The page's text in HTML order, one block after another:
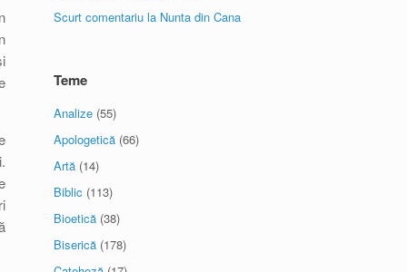
Scurt comentariu la Nunta din Cana
Teme
Analize (55)
Apologetică (66)
Artă (14)
Biblic (113)
Bioetică (38)
Biserică (178)